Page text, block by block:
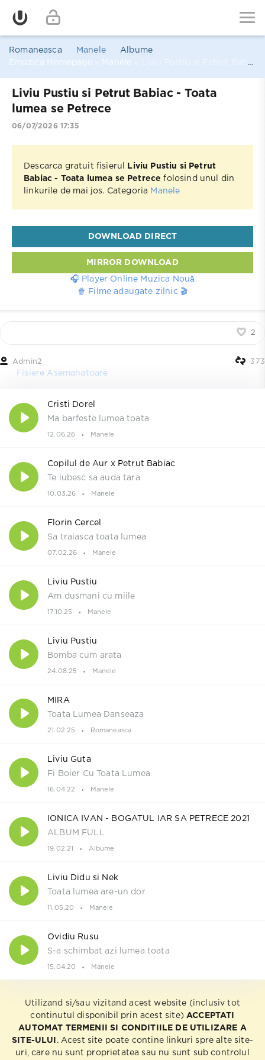
Romaneasca Manele
Albume
Emuzica Homepage
Manele
Liviu Pustiu si Petrut Babiac - Toata
lumea se Petrece
06/07/2026 17:35
Descarca gratuit fisierul
Liviu Pustiu si Petrut
Babiac - Toata lumea se Petrece folosind unul din
linkurile de mai jos. Categoria Manele
DOWNLOAD DIRECT
MIRROR DOWNLOAD
🎧 Player Online Muzica Nouă
🍿 Filme adaugate zilnic 🎬
2
Admin2 373
Fisiere Asemanatoare
Cristi Dorel
Ma barfeste lumea toata
12.06.26 Manele
Copilul de Aur x Petrut Babiac
Te iubesc sa auda tara
10.03.26 Manele
Florin Cercel
Sa traiasca toata lumea
07.02.26 Manele
Liviu Pustiu
Am dusmani cu miile
17.10.25 Manele
Liviu Pustiu
Bomba cum arata
24.08.25 Manele
MIRA
Toata Lumea Danseaza
21.02.25 Romaneasca
Liviu Guta
Fi Boier Cu Toata Lumea
16.04.22 Manele
IONICA IVAN - BOGATUL IAR SA PETRECE 2021
ALBUM FULL
19.02.21 Albume
Liviu Didu si Nek
Toata lumea are-un dor
11.05.20 Manele
Ovidiu Rusu
S-a schimbat azi lumea toata
15.04.20 Manele
Utilizand si/sau vizitand acest website (inclusiv tot
continutul disponibil prin acest site) ACCEPTATI
AUTOMAT TERMENII SI CONDITIILE DE UTILIZARE A
SITE-ULUI
. Acest site poate contine linkuri spre alte site-
uri, care nu sunt proprietatea sau nu sunt sub controlul